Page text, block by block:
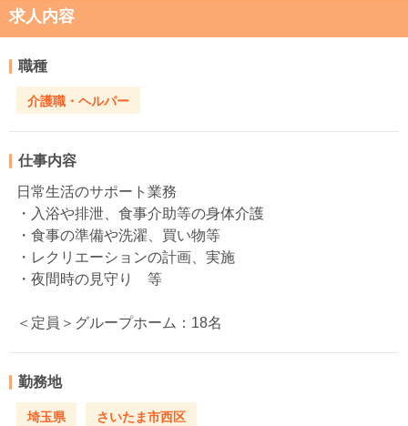
求人内容
職種
介護職・ヘルパー
仕事内容
日常生活のサポート業務
・入浴や排泄、食事介助等の身体介護
・食事の準備や洗濯、買い物等
・レクリエーションの計画、実施
・夜間時の見守り 等
＜定員＞グループホーム：18名
勤務地
埼玉県 さいたま市西区